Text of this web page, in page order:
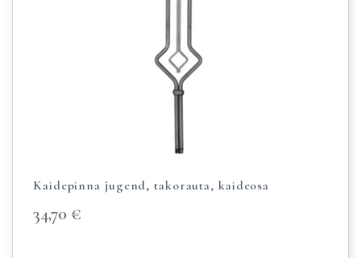
Kaidepinna jugend, takorauta, kaideosa
34,70 €